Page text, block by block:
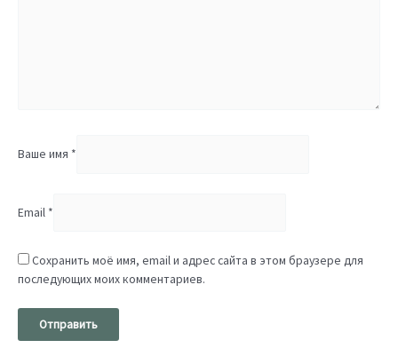
Ваше имя *
Email *
Сохранить моё имя, email и адрес сайта в этом браузере для
последующих моих комментариев.